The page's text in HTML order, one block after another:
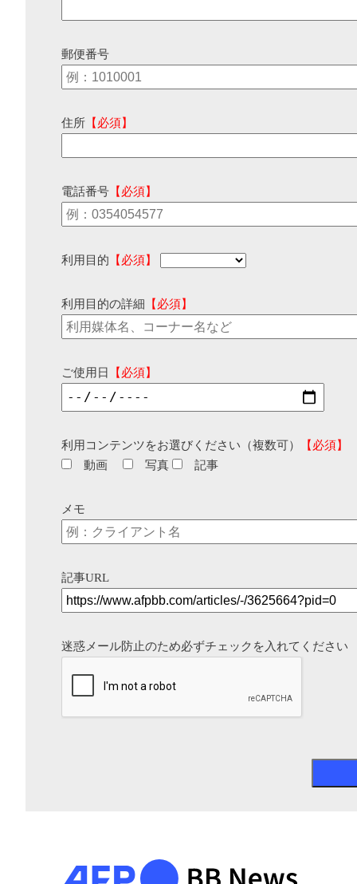
郵便番号
住所 【必須】
電話番号 【必須】
利用目的 【必須】
利用目的の詳細 【必須】
ご使用日 【必須】
利用コンテンツをお選びください（複数可）
【必須】
動画
写真 記事
メモ
記事URL
迷惑メール防止のため必ずチェックを入れてください